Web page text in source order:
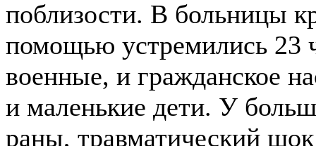
поблизости. В больницы
помощью устремились 23
военные, и гражданское
и маленькие дети. У
раны, травматический